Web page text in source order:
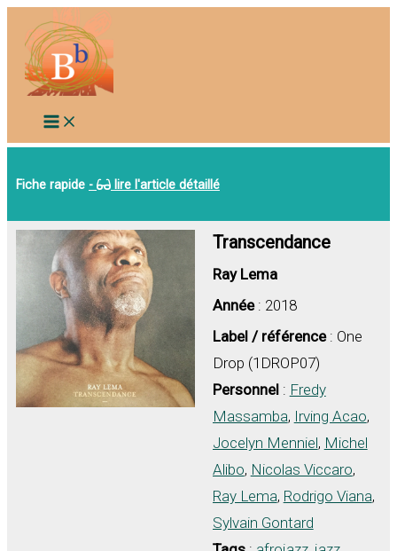
contenu
Fiche rapide - lire l'article détaillé
Transcendance
Ray Lema
Année: 2018
Label / référence: One
Drop (1DROP07)
Personnel : Fredy
Massamba, Irving Acao,
Jocelyn Menniel, Michel
Alibo, Nicolas Viccaro,
Ray Lema, Rodrigo Viana,
Sylvain Gontard